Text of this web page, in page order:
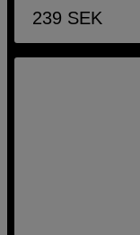
239 SEK